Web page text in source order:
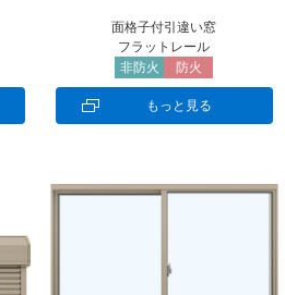
面格子付引違い窓
フラットレール
非防火
防火
もっと見る